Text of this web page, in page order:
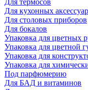
Для термосов
Для кухонных
Для столовых приборов
Для бокалов
Упаковка для цветных
Упаковка для цветной
Упаковка для
Упаковка для
Под парфюмерию
Для БАД и витаминов